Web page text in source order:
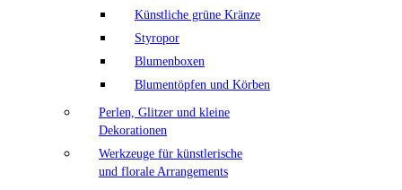
Künstliche grüne Kränze
Styropor
Blumenboxen
Blumentöpfen und Körben
Perlen, Glitzer und kleine
Dekorationen
Werkzeuge für künstlerische
und florale Arrangements